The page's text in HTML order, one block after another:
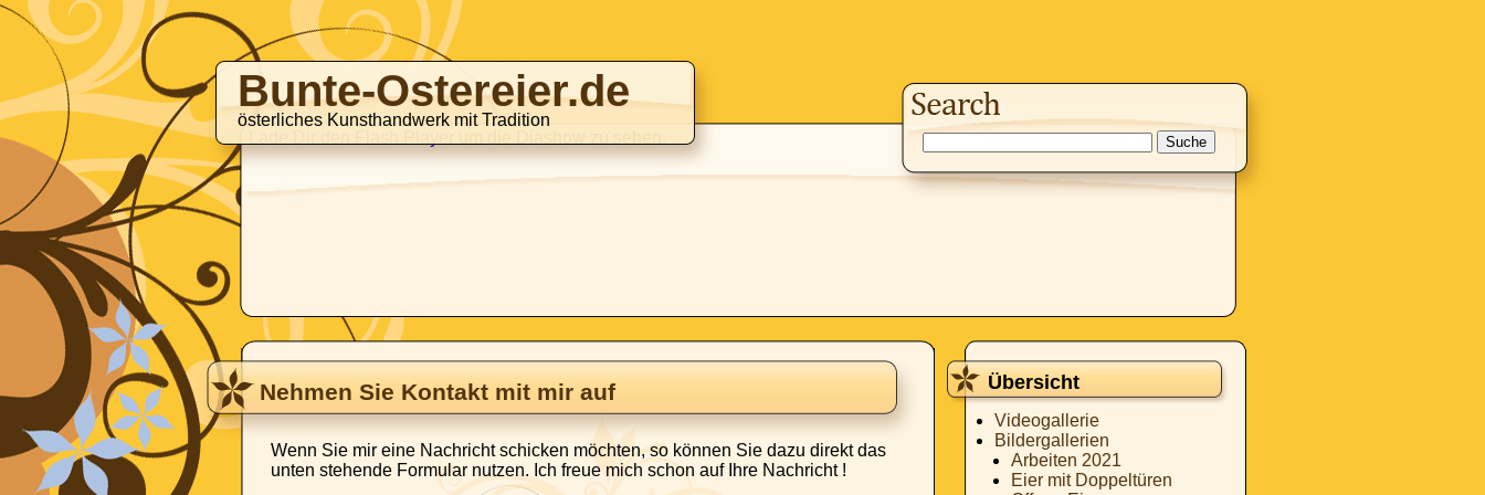
Bunte-Ostereier.de
österliches Kunsthandwerk mit Tradition
Übersicht
Videogallerie
Bildergallerien
Arbeiten 2021
Eier mit Doppeltüren
Nehmen Sie Kontakt mit mir auf
Wenn Sie mir eine Nachricht schicken möchten, so können Sie dazu direkt das
unten stehende Formular nutzen. Ich freue mich schon auf Ihre Nachricht !